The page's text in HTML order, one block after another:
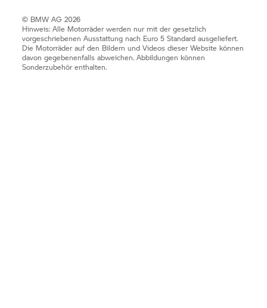
© BMW AG 2026
Hinweis: Alle Motorräder werden nur mit der gesetzlich
vorgeschriebenen Ausstattung nach Euro 5 Standard ausgeliefert.
Die Motorräder auf den Bildern und Videos dieser Website können
davon gegebenenfalls abweichen. Abbildungen können
Sonderzubehör enthalten.